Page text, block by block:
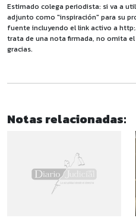
Estimado colega periodista: si va a
adjunto como "inspiración" para su
fuente incluyendo el link activo a
trata de una nota firmada, no omita
gracias.
Notas relacionadas: